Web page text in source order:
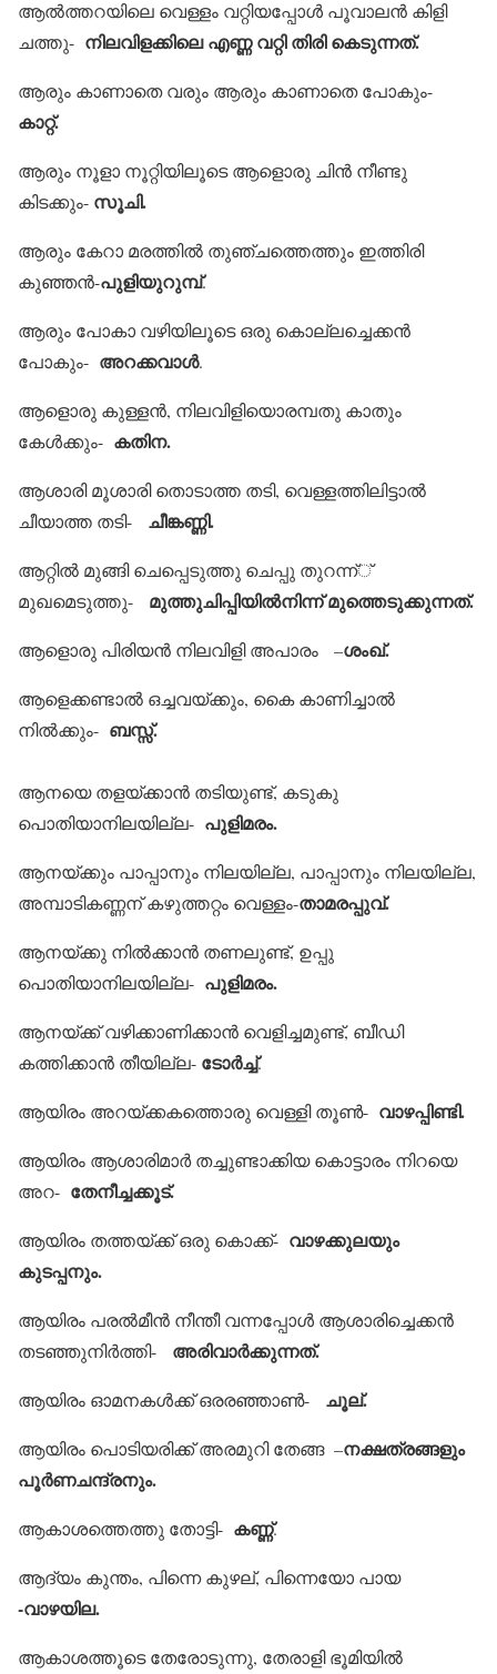
ആല്‍ത്തറയിലെ വെള്ളം വറ്റിയപ്പോള്‍ പൂവാലന്‍ കിളി
ചത്തു- നിലവിളക്കിലെ എണ്ണ വറ്റി തിരി കെടുന്നത്.
ആരും കാണാതെ വരും ആരും കാണാതെ പോകും-
കാറ്റ്.
ആരും നൂളാ നൂറ്റിയിലൂടെ ആളൊരു ചിന്‍ നീണ്ടു
കിടക്കും- സൂചി.
ആരും കേറാ മരത്തില്‍ തുഞ്ചത്തെത്തും ഇത്തിരി
കുഞ്ഞന്‍-പുളിയുറുമ്പ്.
ആരും പോകാ വഴിയിലൂടെ ഒരു കൊല്ലച്ചെക്കന്‍
പോകും- അറക്കവാള്‍.
ആളൊരു കുള്ളന്‍, നിലവിളിയൊരമ്പതു കാതും
കേള്‍ക്കും- കതിന.
ആശാരി മൂശാരി തൊടാത്ത തടി, വെള്ളത്തിലിട്ടാല്‍
ചീയാത്ത തടി- ചീങ്കണ്ണി.
ആറ്റില്‍ മുങ്ങി ചെപ്പെടുത്തു ചെപ്പു തുറന്ന്്
മുഖമെടുത്തു- മുത്തുചിപ്പിയില്‍നിന്ന് മുത്തെടുക്കുന്നത്.
ആളൊരു പിരിയന്‍ നിലവിളി അപാരം –ശംഖ്.
ആളെക്കണ്ടാല്‍ ഒച്ചവയ്ക്കും, കൈ കാണിച്ചാല്‍
നില്‍ക്കും- ബസ്സ്.
ആനയെ തളയ്ക്കാന്‍ തടിയുണ്ട്, കടുകു
പൊതിയാനിലയില്ല- പുളിമരം.
ആനയ്ക്കും പാപ്പാനും നിലയില്ല, പാപ്പാനും നിലയില്ല,
അമ്പാടികണ്ണന് കഴുത്തറ്റം വെള്ളം-താമരപ്പുവ്.
ആനയ്ക്കു നില്‍ക്കാന്‍ തണലുണ്ട്, ഉപ്പു
പൊതിയാനിലയില്ല- പുളിമരം.
ആനയ്ക്ക് വഴിക്കാണിക്കാന്‍ വെളിച്ചമുണ്ട്, ബീഡി
കത്തിക്കാന്‍ തീയില്ല- ടോര്‍ച്ച്.
ആയിരം അറയ്ക്കകത്തൊരു വെള്ളി തൂണ്‍- വാഴപ്പിണ്ടി.
ആയിരം ആശാരിമാര്‍ തച്ചുണ്ടാക്കിയ കൊട്ടാരം നിറയെ
അറ- തേനീച്ചക്കൂട്.
ആയിരം തത്തയ്ക്ക് ഒരു കൊക്ക്- വാഴക്കുലയും
കുടപ്പനും.
ആയിരം പരല്‍മീന്‍ നീന്തീ വന്നപ്പോള്‍ ആശാരിച്ചെക്കന്‍
തടഞ്ഞുനിര്‍ത്തി- അരിവാര്‍ക്കുന്നത്.
ആയിരം ഓമനകള്‍ക്ക് ഒരരഞ്ഞാണ്‍- ചൂല്.
ആയിരം പൊടിയരിക്ക് അരമുറി തേങ്ങ –നക്ഷത്രങ്ങളും
പൂര്‍ണചന്ദ്രനും.
ആകാശത്തെത്തു തോട്ടി- കണ്ണ്.
ആദ്യം കുന്തം, പിന്നെ കുഴല്, പിന്നെയോ പായ
-വാഴയില.
ആകാശത്തൂടെ തേരോടുന്നു, തേരാളി ഭൂമിയില്‍